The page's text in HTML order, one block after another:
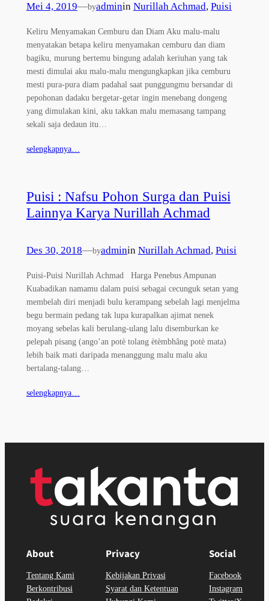
Mei 4, 2019—byadminin Nurillah Achmad, Puisi
Keliru Menyamakan Cemburu dan Diam Aku malu-malu
menyatakan betapa keliru menyamakan cemburu dan diam
bagiku, murung bertemu bingung adalah keriuhan yang tak
mesti dimulai aku malu-malu mengungkapkan jika cemburu
mesti pura-pura diam padahal saat punggungmu bersandar di
pepohonan dadaku bergetar-getar ingin menebang dongeng
yang dimulakan kini, aku takkan malu memasang tampang
sekali saja dedaun itu…
selengkapnya…
Puisi : Nafsu Pohon Surga dan Puisi
Lainnya Karya Nurillah Achmad
Des 30, 2018—byadminin Nurillah Achmad, Puisi
Puisi-Puisi Nurillah Achmad Harga Penebus Ampunan
Kuabadikan namamu dalam puisi sebagai cecunguk setan yang
membelah diri menjadi bulu kerampang sebelah lagi menjelma
begu bermain pedang tak lupa kurapalkan ajimat nenek
moyang sebelas kali berulang-ulang lalu disemburkan ke
pelepah pisang (ango’an potè tolang ètèmbhâng potè mata)
lebih baik mati daripada menanggung malu malu aku
bertalang-talang…
selengkapnya…
About
Tentang Kami
Berkontribusi
Privacy
Kebijakan Privasi
Syarat dan Ketentuan
Social
Facebook
Instagram